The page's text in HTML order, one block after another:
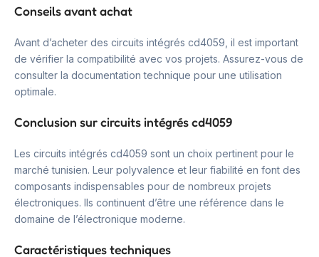
Conseils avant achat
Avant d’acheter des circuits intégrés cd4059, il est important
de vérifier la compatibilité avec vos projets. Assurez-vous de
consulter la documentation technique pour une utilisation
optimale.
Conclusion sur circuits intégrés cd4059
Les circuits intégrés cd4059 sont un choix pertinent pour le
marché tunisien. Leur polyvalence et leur fiabilité en font des
composants indispensables pour de nombreux projets
électroniques. Ils continuent d’être une référence dans le
domaine de l’électronique moderne.
Caractéristiques techniques